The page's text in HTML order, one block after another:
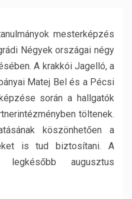
mesterképzés
Négyek országai négy
A krakkói Jagelló, a
Matej Bel és a Pécsi
során a hallgatók
töltenek.
köszönhetően a
is tud biztosítani. A
legkésőbb augusztus